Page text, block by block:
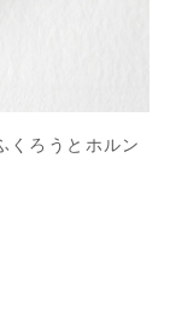
くろうとホルン